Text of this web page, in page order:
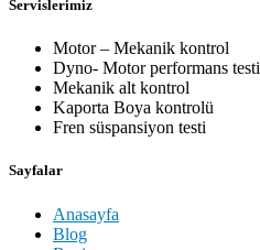
Servislerimiz
Motor – Mekanik kontrol
Dyno- Motor performans testi
Mekanik alt kontrol
Kaporta Boya kontrolü
Fren süspansiyon testi
Sayfalar
Anasayfa
Blog